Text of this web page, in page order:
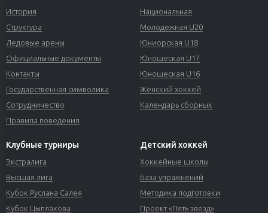
История
Структура
Ледовые арены
Официальные документы
Контакты
Государственная символика
Сотрудничество
Правила поведения
Национальная
Молодежная U20
Юниорская U18
Юношеская U17
Юношеская U16
Женский хоккей
Календарь сборных
Клубные турниры
Экстралига
Высшая лига
Кубок Руслана Салея
Кубок Цыплакова
Детский хоккей
Хоккейные школы
База упражнений
Методика подготовки
Проект «Пять звезд»